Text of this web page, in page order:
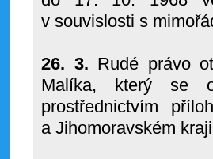
v souvislosti s
26. 3. Rudé právo
Malíka, který se
prostřednictvím
a Jihomoravském